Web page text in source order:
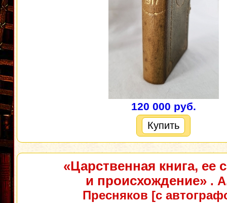
120 000 руб.
Купить
«Царственная книга, ее
и происхождение» .
Пресняков [с